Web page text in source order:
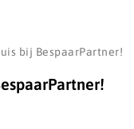
bij BespaarPartner!